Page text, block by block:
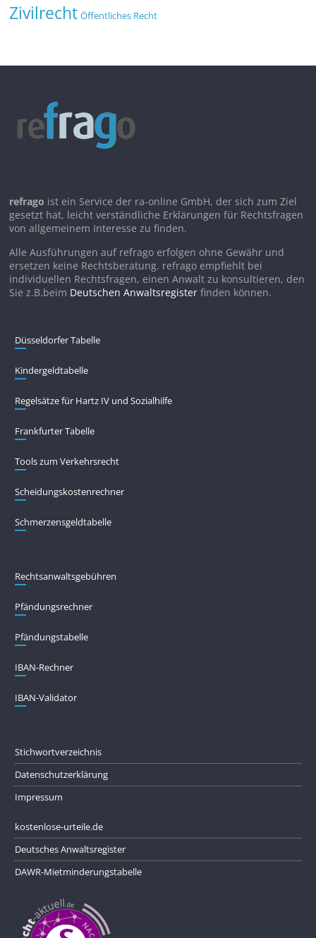
Zivilrecht Öffentliches Recht
refrago ist ein Service der ra-online GmbH, der sich zum Ziel
gesetzt hat, leicht verständliche Erklärungen für Rechtsfragen
von allgemeinem Interesse zu finden.
Alle Ausführungen auf refrago erfolgen ohne Gewähr und
ersetzen keine Rechtsberatung. refrago empfiehlt bei
individuellen Rechtsfragen, einen Anwalt zu konsultieren, den
Sie z.B.beim Deutschen Anwaltsregister finden können.
Düsseldorfer Tabelle
Kindergeldtabelle
Regelsätze für Hartz IV und Sozialhilfe
Frankfurter Tabelle
Tools zum Verkehrsrecht
Scheidungskostenrechner
Schmerzensgeldtabelle
Rechtsanwaltsgebühren
Pfändungs­rechner
Pfändungs­tabelle
IBAN-Rechner
IBAN-Validator
Stichwortverzeichnis
Datenschutzerklärung
Impressum
kostenlose-urteile.de
Deutsches Anwaltsregister
DAWR-Mietminderungstabelle